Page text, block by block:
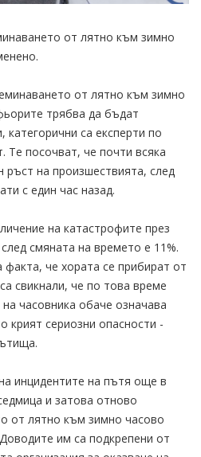
от лятно към зимно
от лятно към зимно
трябва да бъдат
са експерти по
Те посочват, че почти всяка
ръст на произшествията, след
с един час назад.
на катастрофите през
смяната на времето е 11%.
че хората се прибират от
свикнали, че по това време
часовника обаче означава
крият сериозни опасности -
инцидентите на пътя още в
и затова отново
от лятно към зимно часово
им са подкрепени от